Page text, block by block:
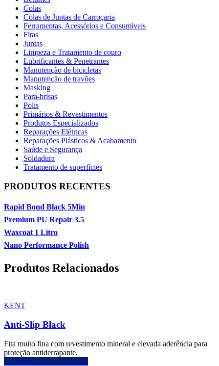
Colas
Colas de Juntas de Carroçaria
Ferramentas, Acessórios e Consumíveis
Fitas
Juntas
Limpeza e Tratamento de couro
Lubrificantes & Penetrantes
Manutenção de bicicletas
Manutenção de travões
Masking
Para-brisas
Polis
Primários & Revestimentos
Produtos Especializados
Reparações Elétricas
Reparações Plásticos & Acabamento
Saúde e Segurança
Soldadura
Tratamento de superfícies
PRODUTOS RECENTES
Rapid Bond Black 5Min
Premium PU Repair 3.5
Waxcoat 1 Litro
Nano Performance Polish
Produtos Relacionados
KENT
Anti-Slip Black
Fita muito fina com revestimento mineral e elevada aderência para
proteção antiderrapante.
Faça login para ver o preço